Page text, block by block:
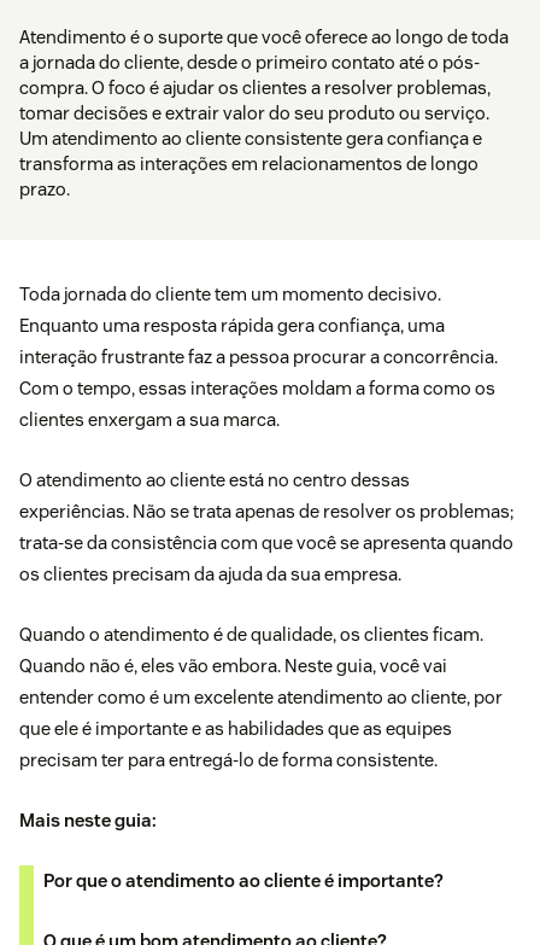
Atendimento é o suporte que você oferece ao longo de toda
a jornada do cliente, desde o primeiro contato até o pós-
compra. O foco é ajudar os clientes a resolver problemas,
tomar decisões e extrair valor do seu produto ou serviço.
Um atendimento ao cliente consistente gera confiança e
transforma as interações em relacionamentos de longo
prazo.
Toda jornada do cliente tem um momento decisivo.
Enquanto uma resposta rápida gera confiança, uma
interação frustrante faz a pessoa procurar a concorrência.
Com o tempo, essas interações moldam a forma como os
clientes enxergam a sua marca.
O atendimento ao cliente está no centro dessas
experiências. Não se trata apenas de resolver os problemas;
trata-se da consistência com que você se apresenta quando
os clientes precisam da ajuda da sua empresa.
Quando o atendimento é de qualidade, os clientes ficam.
Quando não é, eles vão embora. Neste guia, você vai
entender como é um excelente atendimento ao cliente, por
que ele é importante e as habilidades que as equipes
precisam ter para entregá-lo de forma consistente.
Mais neste guia:
Por que o atendimento ao cliente é importante?